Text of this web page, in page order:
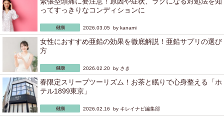
ってすっきりなコンディションに
2026.03.05 by kanami
女性におすすめ亜鉛の効果を徹底解説！亜鉛サプリの選び
方
2026.02.20 by さき
春限定スリープツーリズム！お茶と眠りで心身整える「ホ
テル1899東京」
2026.02.16 by キレイナビ編集部